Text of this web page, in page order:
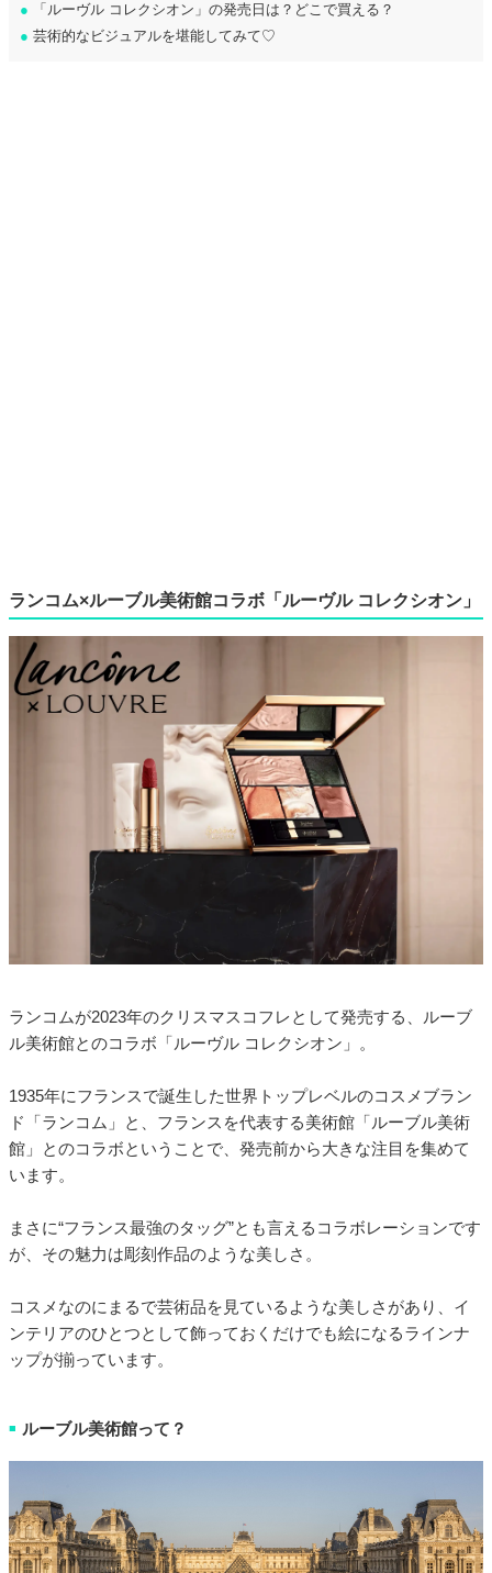
● 「ルーヴル コレクシオン」の発売日は？どこで買える？
● 芸術的なビジュアルを堪能してみて♡
ランコム×ルーブル美術館コラボ「ルーヴル コレクシオン」
ランコムが2023年のクリスマスコフレとして発売する、ルーブ
ル美術館とのコラボ「ルーヴル コレクシオン」。
1935年にフランスで誕生した世界トップレベルのコスメブラン
ド「ランコム」と、フランスを代表する美術館「ルーブル美術
館」とのコラボということで、発売前から大きな注目を集めて
います。
まさに“フランス最強のタッグ”とも言えるコラボレーションです
が、その魅力は彫刻作品のような美しさ。
コスメなのにまるで芸術品を見ているような美しさがあり、イ
ンテリアのひとつとして飾っておくだけでも絵になるラインナ
ップが揃っています。
■ ルーブル美術館って？